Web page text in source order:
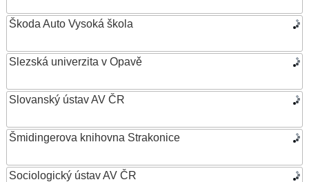
Škoda Auto Vysoká škola
Slezská univerzita v Opavě
Slovanský ústav AV ČR
Šmidingerova knihovna Strakonice
Sociologický ústav AV ČR